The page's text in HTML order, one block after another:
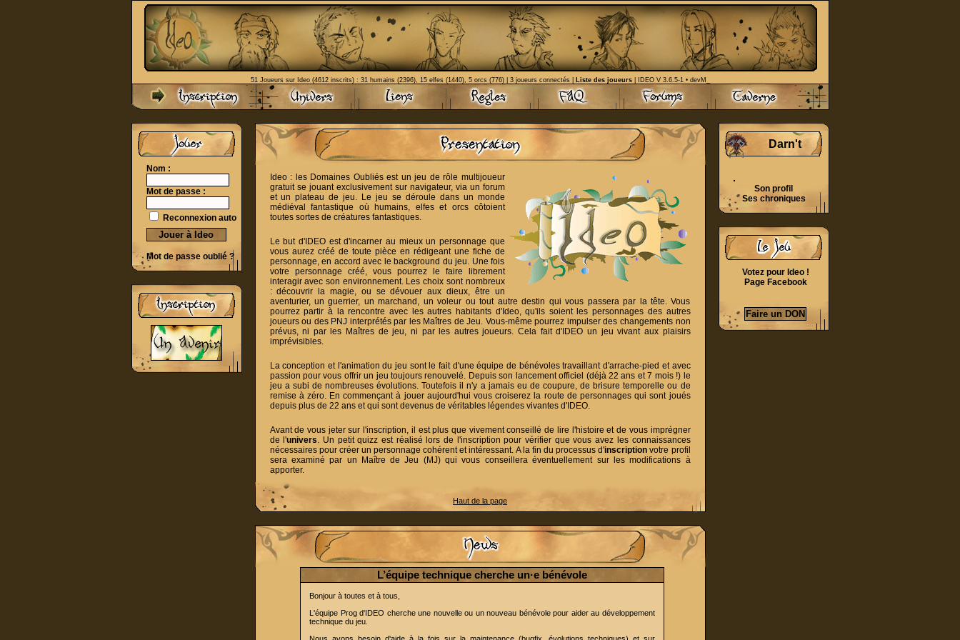
51 Joueurs sur Ideo (4612 inscrits) : 31 humains (2396), 15 elfes (1440), 5 orcs (776) | 3 joueurs connectés | Liste des joueurs| IDEO V 3.6.5-1 • devM_
Nom :
Mot de passe :
Reconnexion auto
Mot de passe oublié ?
Ideo : les Domaines Oubliés est un jeu de rôle multijoueur
gratuit se jouant exclusivement sur navigateur, via un forum
et un plateau de jeu. Le jeu se déroule dans un monde
médiéval fantastique où humains, elfes et orcs côtoient
toutes sortes de créatures fantastiques.
Le but d'IDEO est d'incarner au mieux un personnage que
vous aurez créé de toute pièce en rédigeant une fiche de
personnage, en accord avec le background du jeu. Une fois
votre personnage créé, vous pourrez le faire librement
interagir avec son environnement. Les choix sont nombreux
: découvrir la magie, ou se dévouer aux dieux, être un
aventurier, un guerrier, un marchand, un voleur ou tout autre destin qui vous passera par la tête. Vous
pourrez partir à la rencontre avec les autres habitants d'Ideo, qu'ils soient les personnages des autres
joueurs ou des PNJ interprétés par les Maîtres de Jeu. Vous-même pourrez impulser des changements non
prévus, ni par les Maîtres de jeu, ni par les autres joueurs. Cela fait d'IDEO un jeu vivant aux plaisirs
imprévisibles.
La conception et l'animation du jeu sont le fait d'une équipe de bénévoles travaillant d'arrache-pied et avec
passion pour vous offrir un jeu toujours renouvelé. Depuis son lancement officiel (déjà 22 ans et 7 mois !) le
jeu a subi de nombreuses évolutions. Toutefois il n'y a jamais eu de coupure, de brisure temporelle ou de
remise à zéro. En commençant à jouer aujourd'hui vous croiserez la route de personnages qui sont joués
depuis plus de 22 ans et qui sont devenus de véritables légendes vivantes d'IDEO.
Avant de vous jeter sur l'inscription, il est plus que vivement conseillé de lire l'histoire et de vous imprégner
de l'univers. Un petit quizz est réalisé lors de l'inscription pour vérifier que vous avez les connaissances
nécessaires pour créer un personnage cohérent et intéressant. A la fin du processus d'inscription votre profil
sera examiné par un Maître de Jeu (MJ) qui vous conseillera éventuellement sur les modifications à
apporter.
Haut de la page
L’équipe technique cherche un·e bénévole
Bonjour à toutes et à tous,
L'équipe Prog d'IDEO cherche une nouvelle ou un nouveau bénévole pour aider au développement
technique du jeu.
Darn't
Son profil
Ses chroniques
Votez pour Ideo !
Page Facebook